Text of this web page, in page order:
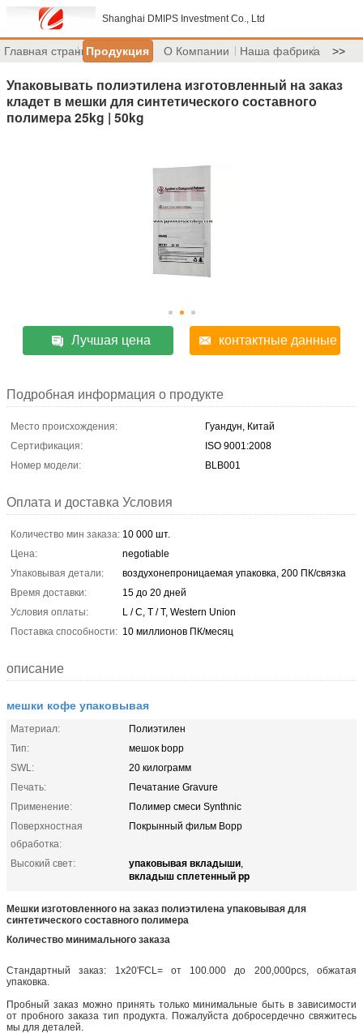
Shanghai DMIPS Investment Co., Ltd
Главная страницаПродукция О Компании Наша фабрика >>
Упаковывать полиэтилена изготовленный на заказ
кладет в мешки для синтетического составного
полимера 25kg | 50kg
Лучшая цена контактные данные
Подробная информация о продукте
Место происхождения:
Гуандун, Китай
Сертификация:
ISO 9001:2008
Номер модели:
BLB001
Оплата и доставка Условия
Количество мин заказа: 10 000 шт.
Цена:
negotiable
Упаковывая детали:
воздухонепроницаемая упаковка, 200 ПК/связка
Время доставки:
15 до 20 дней
Условия оплаты:
L / C, T / T, Western Union
Поставка способности: 10 миллионов ПК/месяц
описание
мешки кофе упаковывая
Материал:
Полиэтилен
Тип:
мешок bopp
SWL:
20 килограмм
Печать:
Печатание Gravure
Применение:
Полимер смеси Synthnic
Поверхностная
обработка:
Покрынный фильм Bopp
Высокий свет: упаковывая вкладыши,
вкладыш сплетенный pp
Мешки изготовленного на заказ полиэтилена упаковывая для
синтетического составного полимера
Количество минимального заказа
Стандартный заказ: 1x20'FCL= от 100.000 до 200,000pcs, обжатая
упаковка.
Пробный заказ можно принять только минимальные быть в зависимости
от пробного заказа тип продукта. Пожалуйста добросердечно свяжитесь
мы для деталей.